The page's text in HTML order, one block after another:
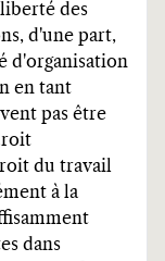
des
d'une part,
d'organisation
en tant
pas être
du travail
à la
dans